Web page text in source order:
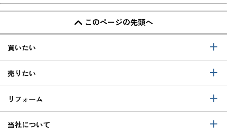
このページの先頭へ
買いたい
売りたい
リフォーム
当社について